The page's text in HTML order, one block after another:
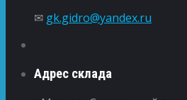
✉ gk.gidro@yandex.ru
Адрес склада